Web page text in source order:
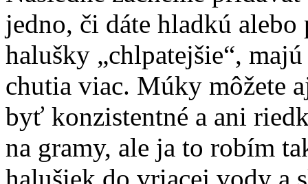
jedno, či dáte hladkú
halušky „chlpatejšie“,
chutia viac. Múky môžete
byť konzistentné a ani
na gramy, ale ja to robím